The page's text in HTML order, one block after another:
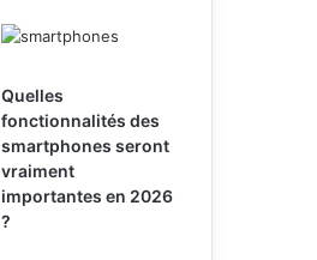
Quelles
fonctionnalités des
smartphones seront
vraiment
importantes en 2026
?